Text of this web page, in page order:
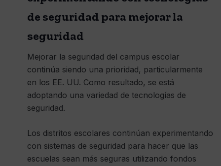
de seguridad para mejorar la
seguridad
Mejorar la seguridad del campus escolar
continúa siendo una prioridad, particularmente
en los EE. UU. Como resultado, se está
adoptando una variedad de tecnologías de
seguridad.
Los distritos escolares continúan experimentando
con sistemas de seguridad para hacer que las
escuelas sean más seguras utilizando fondos